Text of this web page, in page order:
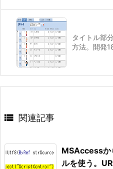
タイトル部
方法。開発
 関連記事
MSAccess
ルを使う。